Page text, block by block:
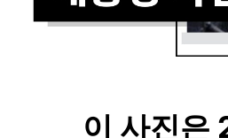
이 사진은